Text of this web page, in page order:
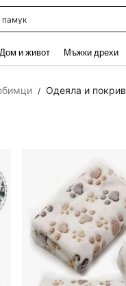
памук
Дом и живот Мъжки дрехи
/ Одеяла и